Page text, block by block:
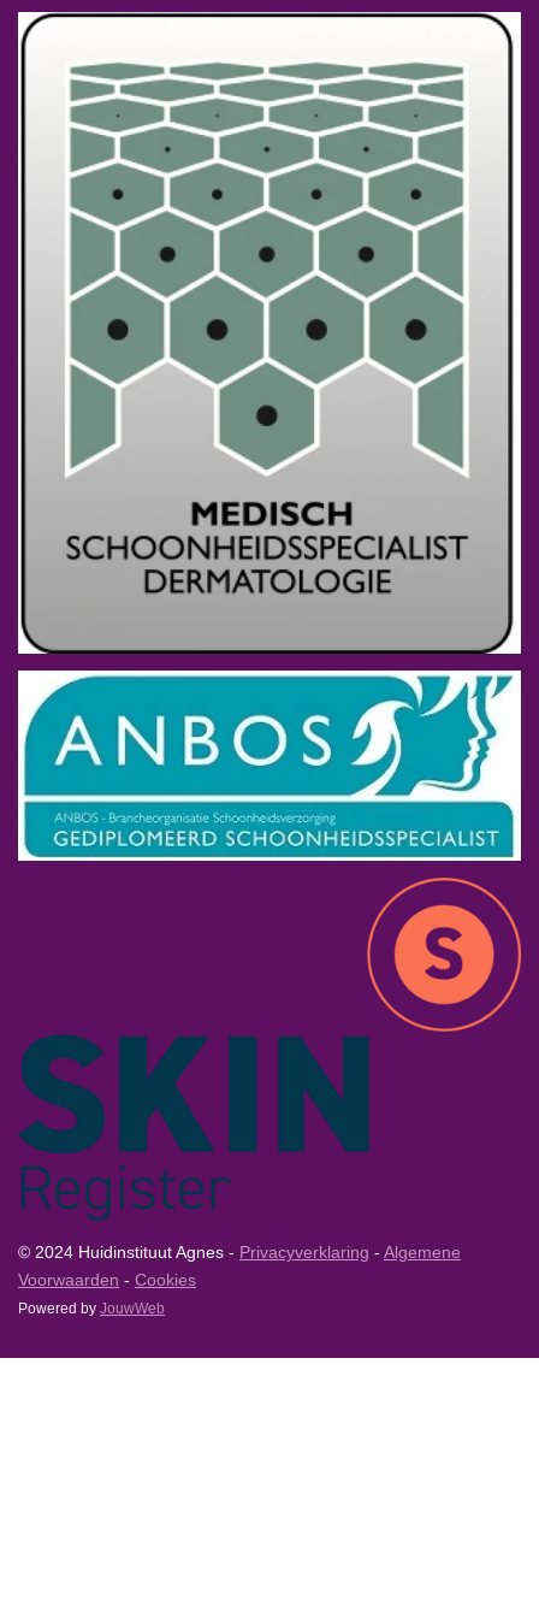
© 2024 Huidinstituut Agnes - Privacyverklaring - Algemene
Voorwaarden - Cookies
Powered by JouwWeb